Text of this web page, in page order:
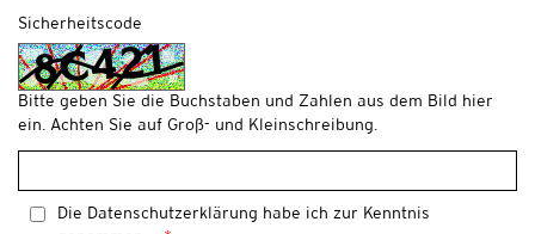
Sicherheitscode
Bitte geben Sie die Buchstaben und Zahlen aus dem Bild hier
ein. Achten Sie auf Groß- und Kleinschreibung.
Die Datenschutzerklärung habe ich zur Kenntnis